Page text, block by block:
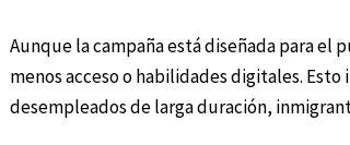
Aunque la campaña está diseñada para el
menos acceso o habilidades digitales. Esto
desempleados de larga duración,